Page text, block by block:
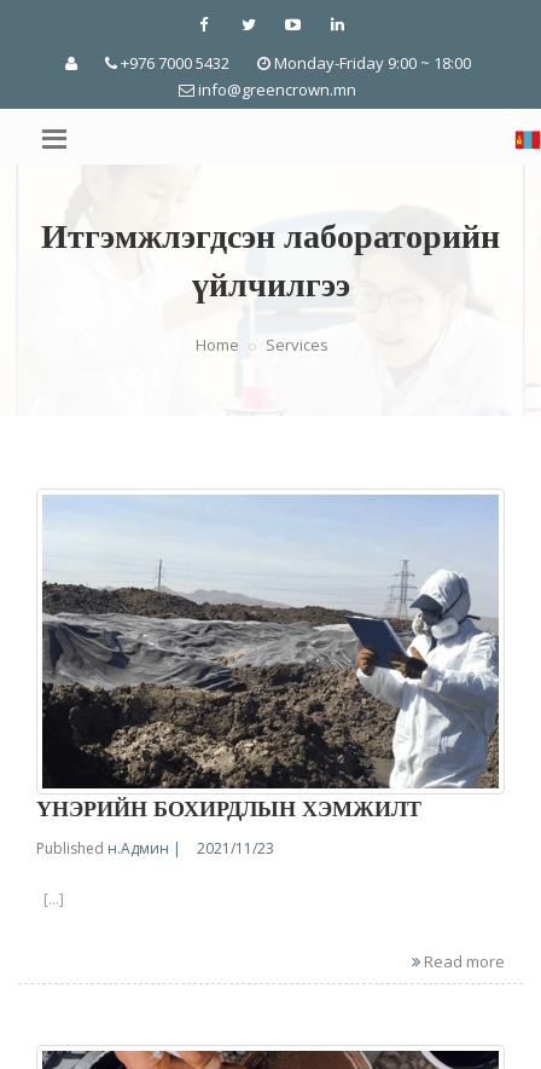
+976 7000 5432
Monday-Friday 9:00 ~ 18:00
info@greencrown.mn
Итгэмжлэгдсэн лабораторийн
үйлчилгээ
Home Services
ҮНЭРИЙН БОХИРДЛЫН ХЭМЖИЛТ
Published н.Админ | 2021/11/23
[...]
Read more